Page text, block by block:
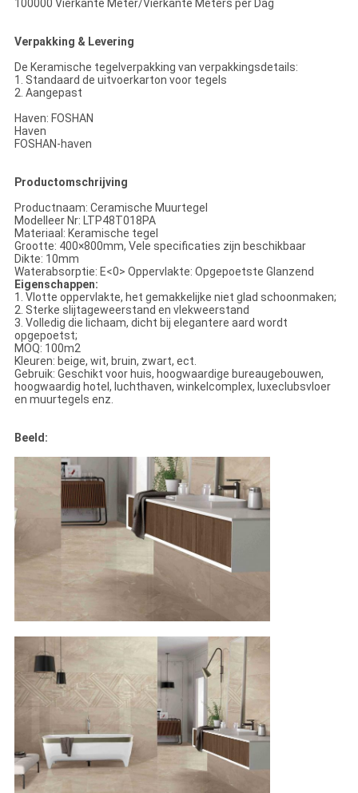
100000 Vierkante Meter/Vierkante Meters per Dag
Verpakking & Levering
De Keramische tegelverpakking van verpakkingsdetails:
1. Standaard de uitvoerkarton voor tegels
2. Aangepast
Haven: FOSHAN
Haven
FOSHAN-haven
Productomschrijving
Productnaam: Ceramische Muurtegel
Modelleer Nr: LTP48T018PA
Materiaal: Keramische tegel
Grootte: 400×800mm, Vele specificaties zijn beschikbaar
Dikte: 10mm
Waterabsorptie: E<0> Oppervlakte: Opgepoetste Glanzend
Eigenschappen:
1. Vlotte oppervlakte, het gemakkelijke niet glad schoonmaken;
2. Sterke slijtageweerstand en vlekweerstand
3. Volledig die lichaam, dicht bij elegantere aard wordt
opgepoetst;
MOQ: 100m2
Kleuren: beige, wit, bruin, zwart, ect.
Gebruik: Geschikt voor huis, hoogwaardige bureaugebouwen,
hoogwaardig hotel, luchthaven, winkelcomplex, luxeclubsvloer
en muurtegels enz.
Beeld: